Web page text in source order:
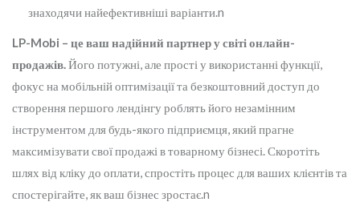
знаходячи найефективніші варіанти.n
LP-Mobi – це ваш надійний партнер у світі онлайн-
продажів.Його потужні, але прості у використанні функції,
фокус на мобільній оптимізації та безкоштовний доступ до
створення першого лендінгу роблять його незамінним
інструментом для будь-якого підприємця, який прагне
максимізувати свої продажі в товарному бізнесі. Скоротіть
шлях від кліку до оплати, спростіть процес для ваших клієнтів та
спостерігайте, як ваш бізнес зростає.n